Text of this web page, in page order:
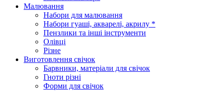
Малювання
Набори для малювання
Набори гуаші, акварелі, акрилу *
Пензлики та інші інструменти
Олівці
Різне
Виготовлення свічок
Барвники, матеріали для свічок
Гноти різні
Форми для свічок